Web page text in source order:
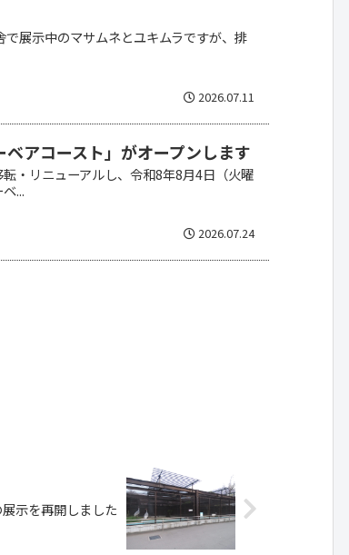
展示中のマサムネとユキムラですが、排
2026.07.11
アコースト」がオープンします
・リニューアルし、令和8年8月4日（火曜
...
2026.07.24
示を再開しました